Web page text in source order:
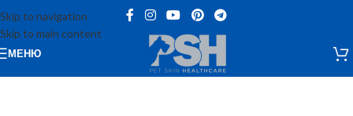
Skip to navigation
Skip to main content
МЕНЮ